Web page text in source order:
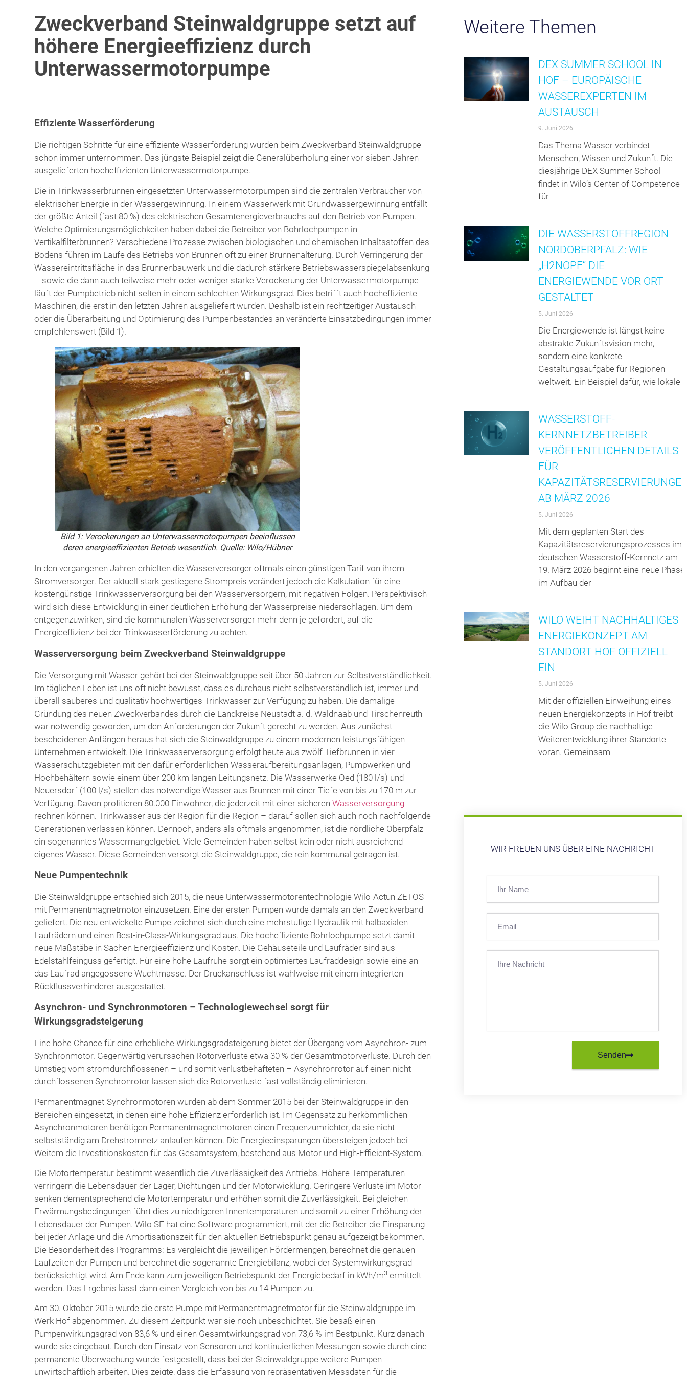
Zweckverband Steinwaldgruppe setzt auf
höhere Energieeffizienz durch
Unterwassermotorpumpe
Effiziente Wasserförderung
Die richtigen Schritte für eine effiziente Wasserförderung wurden beim Zweckverband Steinwaldgruppe
schon immer unternommen. Das jüngste Beispiel zeigt die Generalüberholung einer vor sieben Jahren
ausgelieferten hocheffizienten Unterwassermotorpumpe.
Die in Trinkwasserbrunnen eingesetzten Unterwassermotorpumpen sind die zentralen Verbraucher von
elektrischer Energie in der Wassergewinnung. In einem Wasserwerk mit Grundwassergewinnung entfällt
der größte Anteil (fast 80 %) des elektrischen Gesamtenergieverbrauchs auf den Betrieb von Pumpen.
Welche Optimierungsmöglichkeiten haben dabei die Betreiber von Bohrlochpumpen in
Vertikalfilterbrunnen? Verschiedene Prozesse zwischen biologischen und chemischen Inhaltsstoffen des
Bodens führen im Laufe des Betriebs von Brunnen oft zu einer Brunnenalterung. Durch Verringerung der
Wassereintrittsfläche in das Brunnenbauwerk und die dadurch stärkere Betriebswasserspiegelabsenkung
– sowie die dann auch teilweise mehr oder weniger starke Verockerung der Unterwassermotorpumpe –
läuft der Pumpbetrieb nicht selten in einem schlechten Wirkungsgrad. Dies betrifft auch hocheffiziente
Maschinen, die erst in den letzten Jahren ausgeliefert wurden. Deshalb ist ein rechtzeitiger Austausch
oder die Überarbeitung und Optimierung des Pumpenbestandes an veränderte Einsatzbedingungen immer
empfehlenswert (Bild 1).
Bild 1: Verockerungen an Unterwassermotorpumpen beeinflussen
deren energieeffizienten Betrieb wesentlich. Quelle: Wilo/Hübner
In den vergangenen Jahren erhielten die Wasserversorger oftmals einen günstigen Tarif von ihrem
Stromversorger. Der aktuell stark gestiegene Strompreis verändert jedoch die Kalkulation für eine
kostengünstige Trinkwasserversorgung bei den Wasserversorgern, mit negativen Folgen. Perspektivisch
wird sich diese Entwicklung in einer deutlichen Erhöhung der Wasserpreise niederschlagen. Um dem
entgegenzuwirken, sind die kommunalen Wasserversorger mehr denn je gefordert, auf die
Energieeffizienz bei der Trinkwasserförderung zu achten.
Wasserversorgung beim Zweckverband Steinwaldgruppe
Die Versorgung mit Wasser gehört bei der Steinwaldgruppe seit über 50 Jahren zur Selbstverständlichkeit.
Im täglichen Leben ist uns oft nicht bewusst, dass es durchaus nicht selbstverständlich ist, immer und
überall sauberes und qualitativ hochwertiges Trinkwasser zur Verfügung zu haben. Die damalige
Gründung des neuen Zweckverbandes durch die Landkreise Neustadt a. d. Waldnaab und Tirschenreuth
war notwendig geworden, um den Anforderungen der Zukunft gerecht zu werden. Aus zunächst
bescheidenen Anfängen heraus hat sich die Steinwaldgruppe zu einem modernen leistungsfähigen
Unternehmen entwickelt. Die Trinkwasserversorgung erfolgt heute aus zwölf Tiefbrunnen in vier
Wasserschutzgebieten mit den dafür erforderlichen Wasseraufbereitungsanlagen, Pumpwerken und
Hochbehältern sowie einem über 200 km langen Leitungsnetz. Die Wasserwerke Oed (180 l/s) und
Neuersdorf (100 l/s) stellen das notwendige Wasser aus Brunnen mit einer Tiefe von bis zu 170 m zur
Verfügung. Davon profitieren 80.000 Einwohner, die jederzeit mit einer sicherenWasserversorgung
rechnen können. Trinkwasser aus der Region für die Region – darauf sollen sich auch noch nachfolgende
Generationen verlassen können. Dennoch, anders als oftmals angenommen, ist die nördliche Oberpfalz
ein sogenanntes Wassermangelgebiet. Viele Gemeinden haben selbst kein oder nicht ausreichend
eigenes Wasser. Diese Gemeinden versorgt die Steinwaldgruppe, die rein kommunal getragen ist.
Neue Pumpentechnik
Die Steinwaldgruppe entschied sich 2015, die neue Unterwassermotorentechnologie Wilo-Actun ZETOS
mit Permanentmagnetmotor einzusetzen. Eine der ersten Pumpen wurde damals an den Zweckverband
geliefert. Die neu entwickelte Pumpe zeichnet sich durch eine mehrstufige Hydraulik mit halbaxialen
Laufrädern und einen Best-in-Class-Wirkungsgrad aus. Die hocheffiziente Bohrlochpumpe setzt damit
neue Maßstäbe in Sachen Energieeffizienz und Kosten. Die Gehäuseteile und Laufräder sind aus
Edelstahlfeinguss gefertigt. Für eine hohe Laufruhe sorgt ein optimiertes Laufraddesign sowie eine an
das Laufrad angegossene Wuchtmasse. Der Druckanschluss ist wahlweise mit einem integrierten
Rückflussverhinderer ausgestattet.
Asynchron- und Synchronmotoren – Technologiewechsel sorgt für
Wirkungsgradsteigerung
Eine hohe Chance für eine erhebliche Wirkungsgradsteigerung bietet der Übergang vom Asynchron- zum
Synchronmotor. Gegenwärtig verursachen Rotorverluste etwa 30 % der Gesamtmotorverluste. Durch den
Umstieg vom stromdurchflossenen – und somit verlustbehafteten – Asynchronrotor auf einen nicht
durchflossenen Synchronrotor lassen sich die Rotorverluste fast vollständig eliminieren.
Permanentmagnet-Synchronmotoren wurden ab dem Sommer 2015 bei der Steinwaldgruppe in den
Bereichen eingesetzt, in denen eine hohe Effizienz erforderlich ist. Im Gegensatz zu herkömmlichen
Asynchronmotoren benötigen Permanentmagnetmotoren einen Frequenzumrichter, da sie nicht
selbstständig am Drehstromnetz anlaufen können. Die Energieeinsparungen übersteigen jedoch bei
Weitem die Investitionskosten für das Gesamtsystem, bestehend aus Motor und High-Efficient-System.
Die Motortemperatur bestimmt wesentlich die Zuverlässigkeit des Antriebs. Höhere Temperaturen
verringern die Lebensdauer der Lager, Dichtungen und der Motorwicklung. Geringere Verluste im Motor
senken dementsprechend die Motortemperatur und erhöhen somit die Zuverlässigkeit. Bei gleichen
Erwärmungsbedingungen führt dies zu niedrigeren Innentemperaturen und somit zu einer Erhöhung der
Lebensdauer der Pumpen. Wilo SE hat eine Software programmiert, mit der die Betreiber die Einsparung
bei jeder Anlage und die Amortisationszeit für den aktuellen Betriebspunkt genau aufgezeigt bekommen.
Die Besonderheit des Programms: Es vergleicht die jeweiligen Fördermengen, berechnet die genauen
Laufzeiten der Pumpen und berechnet die sogenannte Energiebilanz, wobei der Systemwirkungsgrad
berücksichtigt wird. Am Ende kann zum jeweiligen Betriebspunkt der Energiebedarf in kWh/m3 ermittelt
werden. Das Ergebnis lässt dann einen Vergleich von bis zu 14 Pumpen zu.
Am 30. Oktober 2015 wurde die erste Pumpe mit Permanentmagnetmotor für die Steinwaldgruppe im
Werk Hof abgenommen. Zu diesem Zeitpunkt war sie noch unbeschichtet. Sie besaß einen
Pumpenwirkungsgrad von 83,6 % und einen Gesamtwirkungsgrad von 73,6 % im Bestpunkt. Kurz danach
wurde sie eingebaut. Durch den Einsatz von Sensoren und kontinuierlichen Messungen sowie durch eine
permanente Überwachung wurde festgestellt, dass bei der Steinwaldgruppe weitere Pumpen
unwirtschaftlich arbeiten. Dies zeigte, dass die Erfassung von repräsentativen Messdaten für die
Weitere Themen
DEX SUMMER SCHOOL IN
HOF – EUROPÄISCHE
WASSEREXPERTEN IM
AUSTAUSCH
9. Juni 2026
Das Thema Wasser verbindet
Menschen, Wissen und Zukunft. Die
diesjährige DEX Summer School
findet in Wilo’s Center of Competence
für
DIE WASSERSTOFFREGION
NORDOBERPFALZ: WIE
„H2NOPF“ DIE
ENERGIEWENDE VOR ORT
GESTALTET
5. Juni 2026
Die Energiewende ist längst keine
abstrakte Zukunftsvision mehr,
sondern eine konkrete
Gestaltungsaufgabe für Regionen
weltweit. Ein Beispiel dafür, wie lokale
WASSERSTOFF-
KERNNETZBETREIBER
VERÖFFENTLICHEN DETAILS
FÜR
AB MÄRZ 2026
5. Juni 2026
Mit dem geplanten Start des
Kapazitätsreservierungsprozesses im
deutschen Wasserstoff-Kernnetz am
19. März 2026 beginnt eine neue Phase
im Aufbau der
WILO WEIHT NACHHALTIGES
ENERGIEKONZEPT AM
STANDORT HOF OFFIZIELL
EIN
5. Juni 2026
Mit der offiziellen Einweihung eines
neuen Energiekonzepts in Hof treibt
die Wilo Group die nachhaltige
Weiterentwicklung ihrer Standorte
voran. Gemeinsam
WIR FREUEN UNS ÜBER EINE NACHRICHT
Senden